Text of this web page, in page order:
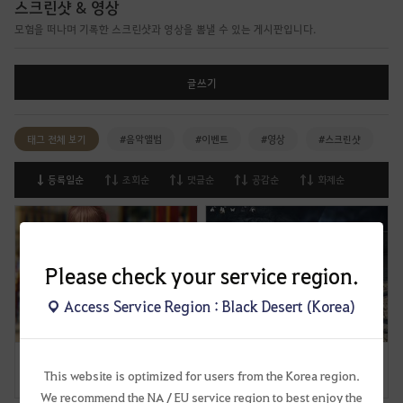
Please check your service region.
Access Service Region : Black Desert (Korea)
This website is optimized for users from the Korea region.
We recommend the NA / EU service region to best enjoy the
스크린샷 & 영상
모험을 떠나며 기록한 스크린샷과 영상을 뽐낼 수 있는 게시판입니다.
글쓰기
태그 전체 보기 #음악앨범 #이벤트 #영상 #스크린샷
등록일순 조회순 댓글순 공감순 화제순
1 1 0 0